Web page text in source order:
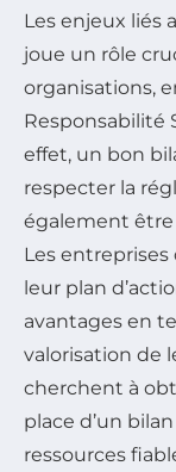
Les enjeux liés
joue un rôle
organisations,
Responsabilité
effet, un bon
respecter la
également
Les
leur plan
avantages en
valorisation de
cherchent à
place d’un
ressources